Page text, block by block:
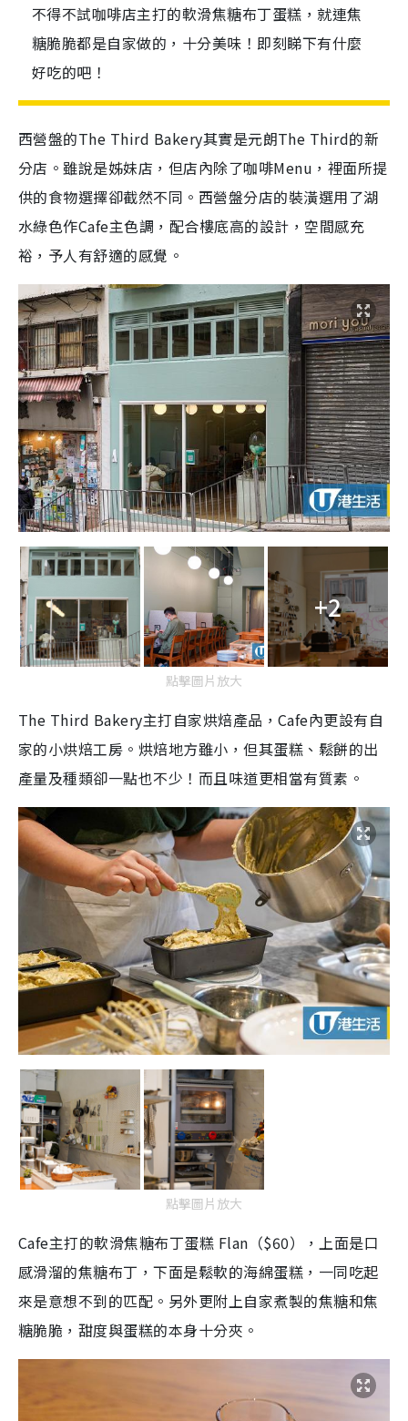
不得不試咖啡店主打的軟滑焦糖布丁蛋糕，就連焦
糖脆脆都是自家做的，十分美味！即刻睇下有什麼
好吃的吧！
西營盤的The Third Bakery其實是元朗The Third的新
分店。雖說是姊妹店，但店內除了咖啡Menu，裡面所提
供的食物選擇卻截然不同。西營盤分店的裝潢選用了湖
水綠色作Cafe主色調，配合樓底高的設計，空間感充
裕，予人有舒適的感覺。
+2
點擊圖片放大
The Third Bakery主打自家烘焙產品，Cafe內更設有自
家的小烘焙工房。烘焙地方雖小，但其蛋糕、鬆餅的出
產量及種類卻一點也不少！而且味道更相當有質素。
點擊圖片放大
Cafe主打的軟滑焦糖布丁蛋糕 Flan（$60），上面是口
感滑溜的焦糖布丁，下面是鬆軟的海綿蛋糕，一同吃起
來是意想不到的匹配。另外更附上自家煮製的焦糖和焦
糖脆脆，甜度與蛋糕的本身十分夾。